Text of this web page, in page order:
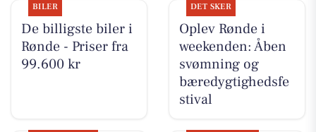
BILER
De billigste biler i
Rønde - Priser fra
99.600 kr
DET SKER
Oplev Rønde i
weekenden: Åben
svømning og
bæredygtighedsfe
stival